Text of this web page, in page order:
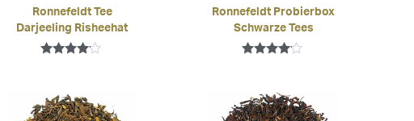
Ronnefeldt Tee
Darjeeling Risheehat
von 5
Ronnefeldt Probierbox
Schwarze Tees
von 5